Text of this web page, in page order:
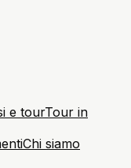
e tourTour in
Chi siamo